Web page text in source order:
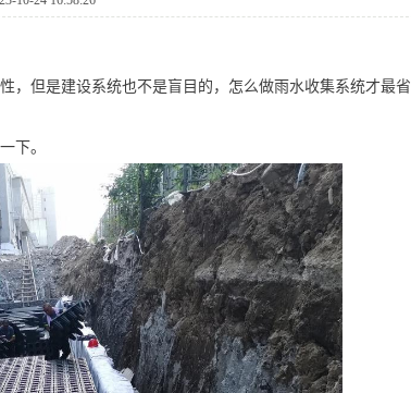
，但是建设系统也不是盲目的，怎么做雨水收集系统才最省
下。